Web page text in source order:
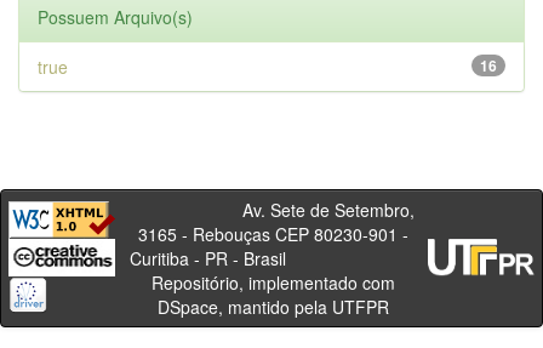
Possuem Arquivo(s)
16
true
Av. Sete de Setembro,
3165 - Rebouças CEP 80230-901 -
Curitiba - PR - Brasil
Repositório, implementado com
DSpace, mantido pela UTFPR